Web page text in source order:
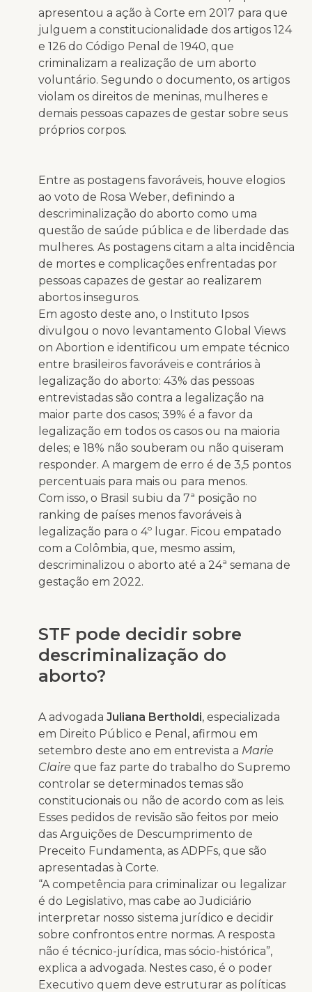
apresentou a ação à Corte em 2017 para que
julguem a constitucionalidade dos artigos 124
e 126 do Código Penal de 1940, que
criminalizam a realização de um aborto
voluntário. Segundo o documento, os artigos
violam os direitos de meninas, mulheres e
demais pessoas capazes de gestar sobre seus
próprios corpos.
Entre as postagens favoráveis, houve elogios
ao voto de Rosa Weber, definindo a
descriminalização do aborto como uma
questão de saúde pública e de liberdade das
mulheres. As postagens citam a alta incidência
de mortes e complicações enfrentadas por
pessoas capazes de gestar ao realizarem
abortos inseguros.
Em agosto deste ano, o Instituto Ipsos
divulgou o novo levantamento Global Views
on Abortion e identificou um empate técnico
entre brasileiros favoráveis e contrários à
legalização do aborto: 43% das pessoas
entrevistadas são contra a legalização na
maior parte dos casos; 39% é a favor da
legalização em todos os casos ou na maioria
deles; e 18% não souberam ou não quiseram
responder. A margem de erro é de 3,5 pontos
percentuais para mais ou para menos.
Com isso, o Brasil subiu da 7ª posição no
ranking de países menos favoráveis à
legalização para o 4º lugar. Ficou empatado
com a Colômbia, que, mesmo assim,
descriminalizou o aborto até a 24ª semana de
gestação em 2022.
STF pode decidir sobre
descriminalização do
aborto?
A advogada Juliana Bertholdi, especializada
em Direito Público e Penal, afirmou em
setembro deste ano em entrevista a Marie
Claire que faz parte do trabalho do Supremo
controlar se determinados temas são
constitucionais ou não de acordo com as leis.
Esses pedidos de revisão são feitos por meio
das Arguições de Descumprimento de
Preceito Fundamenta, as ADPFs, que são
apresentadas à Corte.
“A competência para criminalizar ou legalizar
é do Legislativo, mas cabe ao Judiciário
interpretar nosso sistema jurídico e decidir
sobre confrontos entre normas. A resposta
não é técnico-jurídica, mas sócio-histórica”,
explica a advogada. Nestes caso, é o poder
Executivo quem deve estruturar as políticas